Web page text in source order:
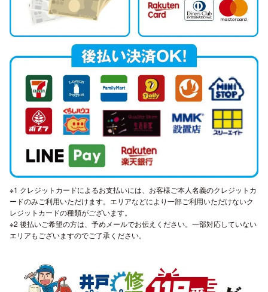
※1 クレジットカードによるお支払いには、お客様ご本人名義のクレジットカ
ードのみご利用いただけます。エリアなどにより一部ご利用いただけないク
レジットカードの種類がございます。
※2 後払いご希望の方は、予めメールでお伝えください。一部対応していない
エリアもございますのでご了承ください。